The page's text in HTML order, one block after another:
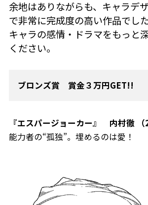
余地はありながらも、キャラデ
で非常に完成度の高い作品でし
キャラの感情・ドラマをもっと
ください。
ブロンズ賞 賞金３万円GET!!
『エスパージョーカー』 内村徹
能力者の“孤独”。埋めるのは愛！